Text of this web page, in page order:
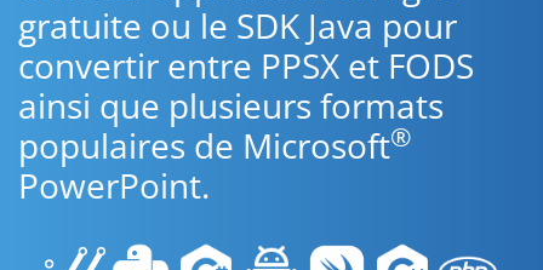
gratuite ou le SDK Java pour
convertir entre PPSX et FODS
ainsi que plusieurs formats
populaires de Microsoft®
PowerPoint.